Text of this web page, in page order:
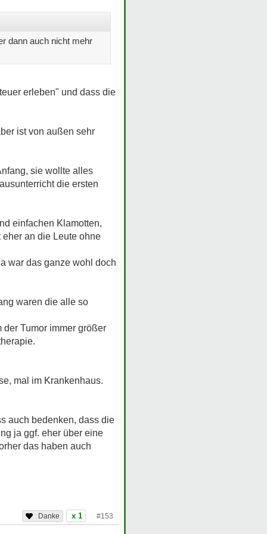
dann auch nicht mehr
erleben" und dass die
ist von außen sehr
sie wollte alles
die ersten
einfachen Klamotten,
an die Leute ohne
war das ganze wohl doch
waren die alle so
der Tumor immer größer
mal im Krankenhaus.
auch bedenken, dass die
ja ggf. eher über eine
das haben auch
x 1 #153